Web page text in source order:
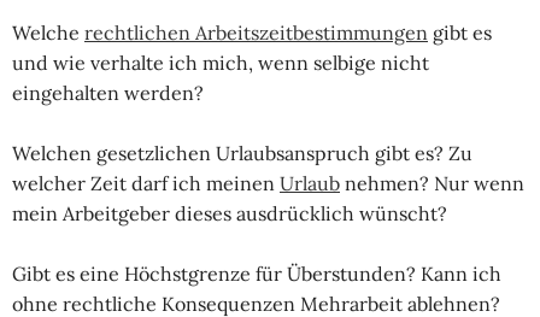
Welche rechtlichen Arbeitszeitbestimmungen gibt es
und wie verhalte ich mich, wenn selbige nicht
eingehalten werden?
Welchen gesetzlichen Urlaubsanspruch gibt es? Zu
welcher Zeit darf ich meinen Urlaub nehmen? Nur wenn
mein Arbeitgeber dieses ausdrücklich wünscht?
Gibt es eine Höchstgrenze für Überstunden? Kann ich
ohne rechtliche Konsequenzen Mehrarbeit ablehnen?